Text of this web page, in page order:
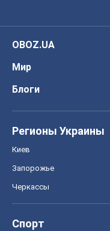
OBOZ.UA
Мир
Блоги
Регионы Украины
Киев
Запорожье
Черкассы
Спорт